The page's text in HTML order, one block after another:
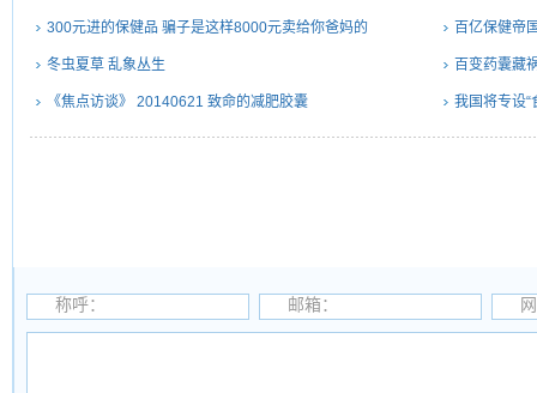
百病
300元进的保健品 骗子是这样8000元卖给你爸妈的 百亿保健帝
冬虫夏草 乱象丛生 百变药囊藏
《焦点访谈》 20140621 致命的减肥胶囊 我国将专设“
称呼： 邮箱：